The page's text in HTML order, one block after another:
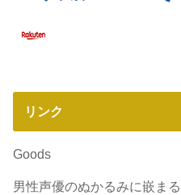
リンク
Goods
男性声優のぬかるみに嵌まる